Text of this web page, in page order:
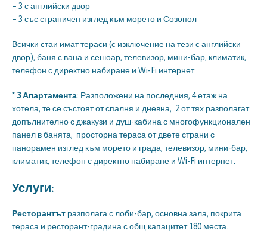
– 3 с английски двор
– 3 със страничен изглед към морето и Созопол
Всички стаи имат тераси (с изключение на тези с английски
двор), баня с вана и сешоар, телевизор, мини-бар, климатик,
телефон с директно набиране и Wi-Fi интернет.
* 3 Апартамента: Разположени на последния, 4 етаж на
хотела, те се състоят от спалня и дневна, 2 от тях разполагат
допълнително с джакузи и душ-кабина с многофункционален
панел в банята, просторна тераса от двете страни с
панорамен изглед към морето и града, телевизор, мини-бар,
климатик, телефон с директно набиране и Wi-Fi интернет.
Услуги:
Ресторантът разполага с лоби-бар, основна зала, покрита
тераса и ресторант-градина с общ капацитет 180 места.